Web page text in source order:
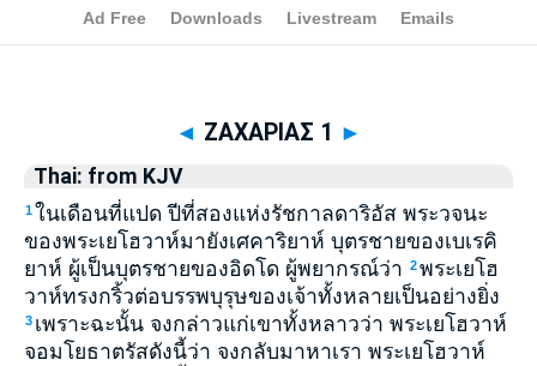
Biblia>Thai: from KJV > ΖΑΧΑΡΙΑΣ 1
◄ ΖΑΧΑΡΙΑΣ 1 ►
Thai: from KJV
1ในเดือนที่แปด ปีที่สองแห่งรัชกาลดาริอัส พระวจนะ
ของพระเยโฮวาห์มายังเศคาริยาห์ บุตรชายของเบเรคิ
ยาห์ ผู้เป็นบุตรชายของอิดโด ผู้พยากรณ์ว่า 2พระเยโฮ
วาห์ทรงกริ้วต่อบรรพบุรุษของเจ้าทั้งหลายเป็นอย่างยิ่ง
3 เพราะฉะนั้น จงกล่าวแก่เขาทั้งหลาวว่า พระเยโฮวาห์
จอมโยธาตรัสดังนี้ว่า จงกลับมาหาเรา พระเยโฮวาห์